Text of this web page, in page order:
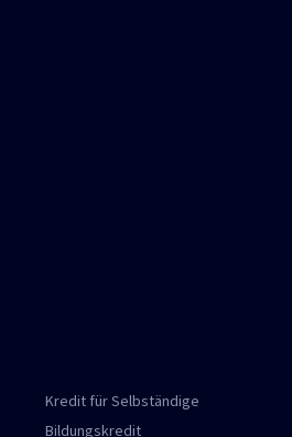
Kredit für Selbständige
Bildungskredit